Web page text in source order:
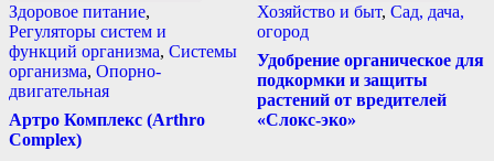
Здоровое питание,
Регуляторы систем и
функций организма, Системы
организма, Опорно-
двигательная
Артро Комплекс (Arthro
Complex)
Хозяйство и быт, Сад, дача,
огород
Удобрение органическое для
подкормки и защиты
растений от вредителей
«Слокс-эко»